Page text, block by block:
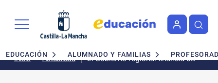
Navegación principal
EDUCACIÓN ALUMNADO Y FAMILIAS
Inicio Actualidad
El Gobierno regional financia un
proyecto desarrollado por la